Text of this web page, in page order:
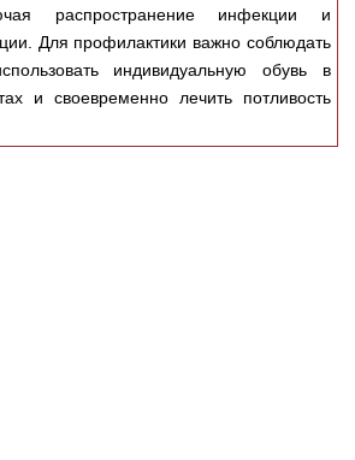
и инструментальных
распространение инфекции и
Для профилактики важно соблюдать
индивидуальную обувь в
и своевременно лечить потливость